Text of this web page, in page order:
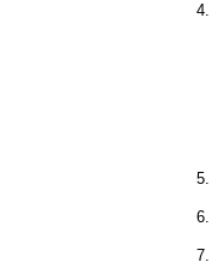
4.
5.
6.
7.